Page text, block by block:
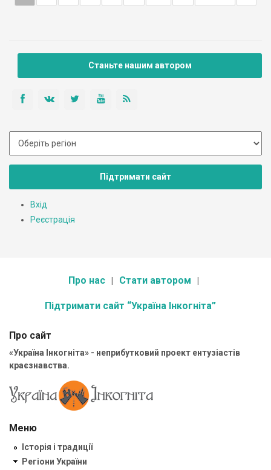
Станьте нашим автором
Підтримати сайт
Вхід
Реєстрація
Про нас Стати автором
Підтримати сайт “Україна Інкогніта”
Про сайт
«Україна Інкогніта» - неприбутковий проект ентузіастів
краєзнавства.
Меню
Історія і традиції
Регіони України